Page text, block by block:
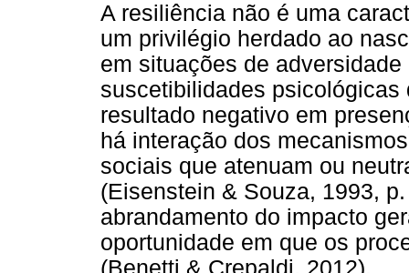
A resiliência não é uma
um privilégio herdado ao
em situações de
suscetibilidades psicológicas
resultado negativo em
há interação dos
sociais que atenuam ou
(Eisenstein & Souza, 1993,
abrandamento do impacto
oportunidade em que os